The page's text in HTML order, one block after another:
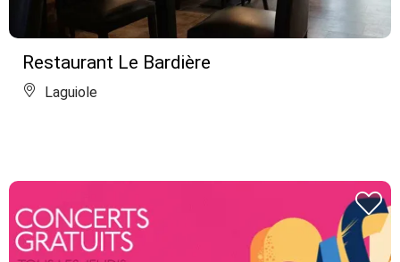
Restaurant Le Bardière
Laguiole